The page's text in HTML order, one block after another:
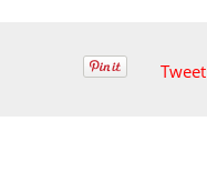
Tweet